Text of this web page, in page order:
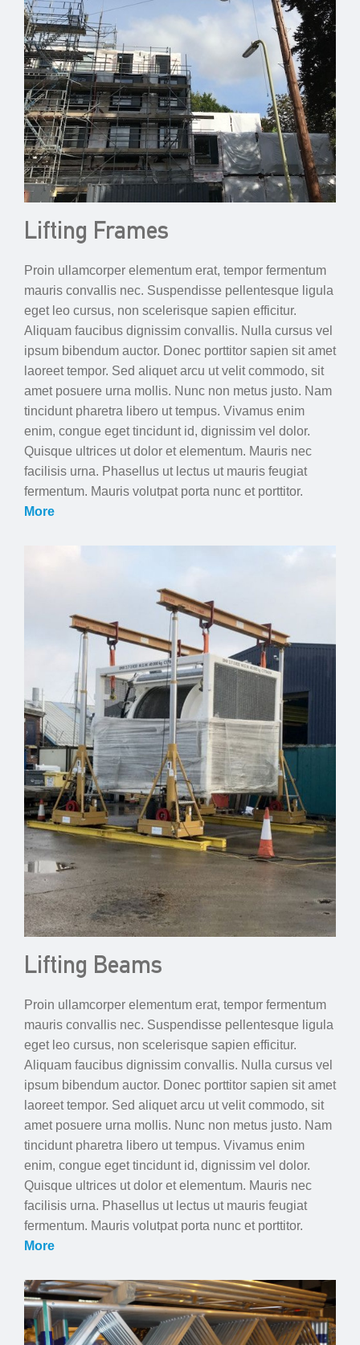
Lifting Frames
Proin ullamcorper elementum erat, tempor fermentum
mauris convallis nec. Suspendisse pellentesque ligula
eget leo cursus, non scelerisque sapien efficitur.
Aliquam faucibus dignissim convallis. Nulla cursus vel
ipsum bibendum auctor. Donec porttitor sapien sit amet
laoreet tempor. Sed aliquet arcu ut velit commodo, sit
amet posuere urna mollis. Nunc non metus justo. Nam
tincidunt pharetra libero ut tempus. Vivamus enim
enim, congue eget tincidunt id, dignissim vel dolor.
Quisque ultrices ut dolor et elementum. Mauris nec
facilisis urna. Phasellus ut lectus ut mauris feugiat
fermentum. Mauris volutpat porta nunc et porttitor.
More
Lifting Beams
Proin ullamcorper elementum erat, tempor fermentum
mauris convallis nec. Suspendisse pellentesque ligula
eget leo cursus, non scelerisque sapien efficitur.
Aliquam faucibus dignissim convallis. Nulla cursus vel
ipsum bibendum auctor. Donec porttitor sapien sit amet
laoreet tempor. Sed aliquet arcu ut velit commodo, sit
amet posuere urna mollis. Nunc non metus justo. Nam
tincidunt pharetra libero ut tempus. Vivamus enim
enim, congue eget tincidunt id, dignissim vel dolor.
Quisque ultrices ut dolor et elementum. Mauris nec
facilisis urna. Phasellus ut lectus ut mauris feugiat
fermentum. Mauris volutpat porta nunc et porttitor.
More